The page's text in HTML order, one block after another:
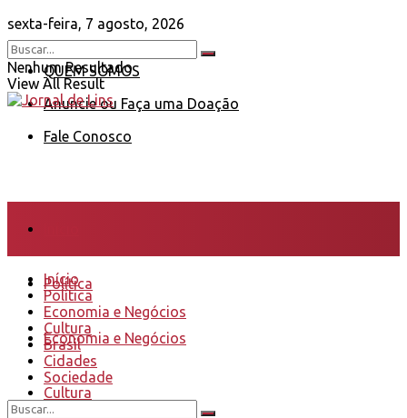
sexta-feira, 7 agosto, 2026
QUEM SOMOS
Anuncie ou Faça uma Doação
Fale Conosco
Nenhum Resultado
View All Result
Política
Economia e Negócios
Cultura
Início
Política
Economia e Negócios
Cultura
Brasil
Cidades
Sociedade